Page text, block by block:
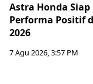
Astra Honda
Performa Positif
2026
7 Agu 2026, 3:57 PM